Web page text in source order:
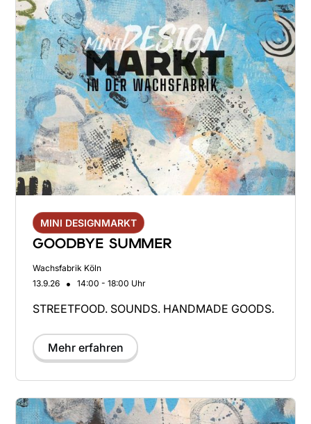
MINI DESIGNMARKT
GOODBYE SUMMER
Wachsfabrik Köln
13.9.26
• 14:00 - 18:00 Uhr
STREETFOOD. SOUNDS. HANDMADE GOODS.
Mehr erfahren